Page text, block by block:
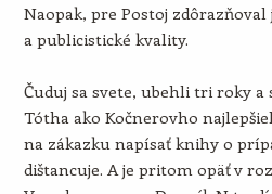
Naopak, pre Postoj
a publicistické kvality.
Čuduj sa svete, ubehli tri roky a
Tótha ako Kočnerovho
na zákazku napísať knihy o
dištancuje. A je pritom opäť v